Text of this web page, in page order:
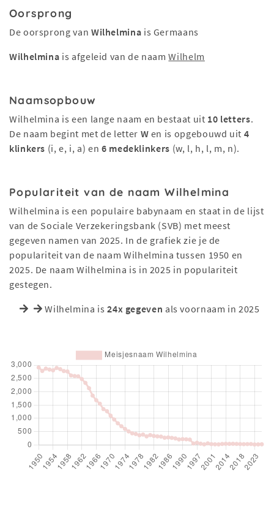
Oorsprong
De oorsprong van Wilhelmina is Germaans
Wilhelmina is afgeleid van de naamWilhelm
Naamsopbouw
Wilhelmina is een lange naam en bestaat uit 10 letters.
De naam begint met de letter W en is opgebouwd uit 4
klinkers (i, e, i, a) en6 medeklinkers (w, l, h, l, m, n).
Populariteit van de naam Wilhelmina
Wilhelmina is een populaire babynaam en staat in de lijst
van de Sociale Verzekeringsbank (SVB) met meest
gegeven namen van 2025. In de grafiek zie je de
populariteit van de naam Wilhelmina tussen 1950 en
2025. De naam Wilhelmina is in 2025 in populariteit
gestegen.
Wilhelmina is24x gegeven als voornaam in 2025